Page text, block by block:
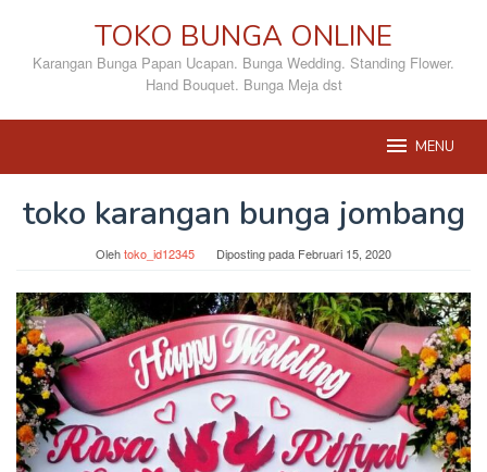
konten
TOKO BUNGA ONLINE
Karangan Bunga Papan Ucapan. Bunga Wedding. Standing Flower.
Hand Bouquet. Bunga Meja dst
MENU
toko karangan bunga jombang
Olehtoko_id12345 Diposting pada Februari 15, 2020